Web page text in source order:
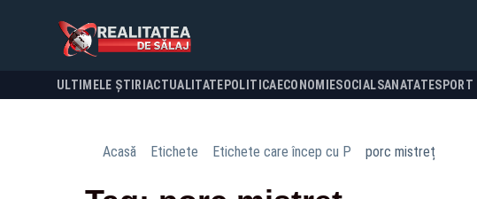
ULTIMELE ȘTIRI ACTUALITATE POLITICA ECONOMIESOCIALSANATATESPORT
Acasă Etichete Etichete care încep cu P porc mistreț